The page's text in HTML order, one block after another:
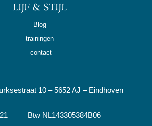
LIJF & STIJL
Blog
trainingen
contact
10 – 5652 AJ – Eindhoven
Btw NL143305384B06